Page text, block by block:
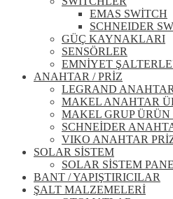
EMAS SWİTCH
SCHNEIDER
GÜÇ KAYNAKLARI
SENSÖRLER
EMNİYET
ANAHTAR / PRİZ
LEGRAND
MAKEL ANAHTAR
MAKEL GRUP ÜRÜN
SCHNEİDER
VIKO ANAHTAR
SOLAR SİSTEM
SOLAR SİSTEM
BANT / YAPIŞTIRICILAR
ŞALT MALZEMELERİ